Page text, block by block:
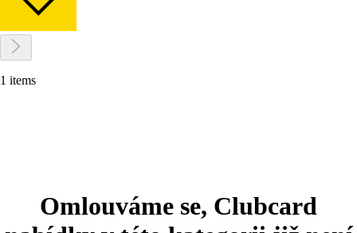
1 items
Omlouváme se, Clubcard